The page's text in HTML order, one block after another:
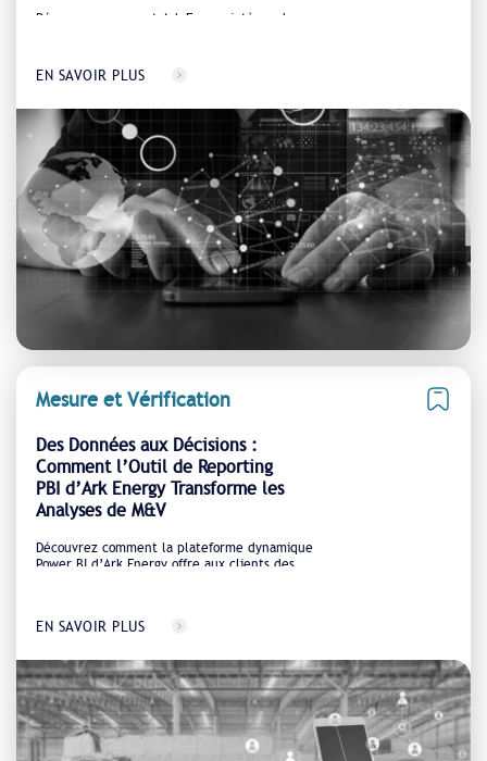
Découvrez comment Ark Energy intègre des
précision et la rapidité des rapports de Mesure &
Vérification (M&V)
EN SAVOIR PLUS
Mesure et Vérification
Des Données aux Décisions :
Comment l’Outil de Reporting
PBI d’Ark Energy Transforme les
Analyses de M&V
Découvrez comment la plateforme dynamique
Power BI d’Ark Energy offre aux clients des
EN SAVOIR PLUS